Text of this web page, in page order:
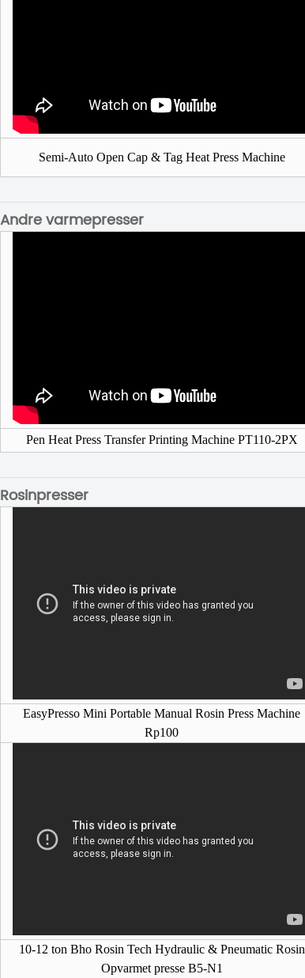
Semi-Auto Open Cap & Tag Heat Press Machine
Andre varmepresser
Pen Heat Press Transfer Printing Machine PT110-2PX
Rosinpresser
EasyPresso Mini Portable Manual Rosin Press Machine
Rp100
10-12 ton Bho Rosin Tech Hydraulic & Pneumatic Rosin
Opvarmet presse B5-N1